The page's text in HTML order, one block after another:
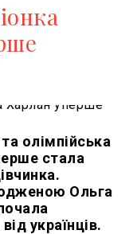
олімпійська
стала
Ольга
українців.